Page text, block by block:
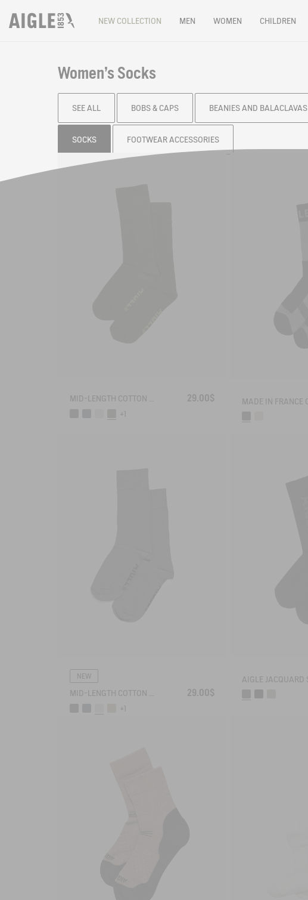
NEW COLLECTION MEN WOMEN CHILDREN
Women's Socks
SEE ALL BOBS & CAPS BEANIES AND BALACLAVAS
SOCKS FOOTWEAR ACCESSORIES
Filter & sort
29.00$
+1
NEW
29.00$
+1